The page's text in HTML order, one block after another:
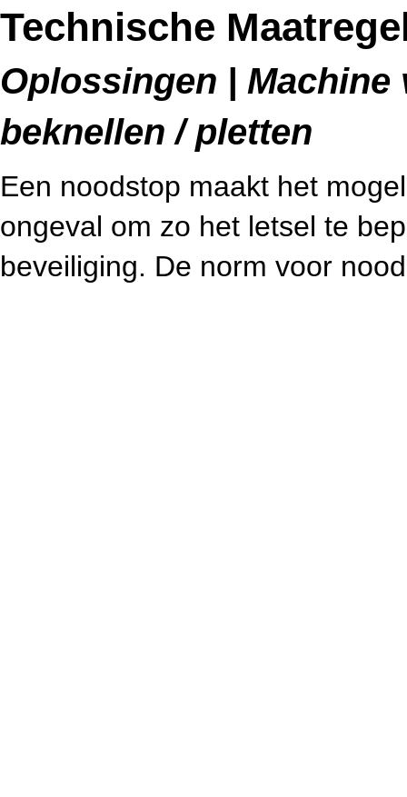
Technische
Oplossingen |
beknellen / pletten
Een noodstop maakt het
ongeval om zo het letsel te
beveiliging. De norm voor